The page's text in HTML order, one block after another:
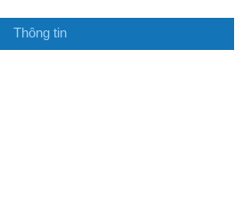
Thông tin